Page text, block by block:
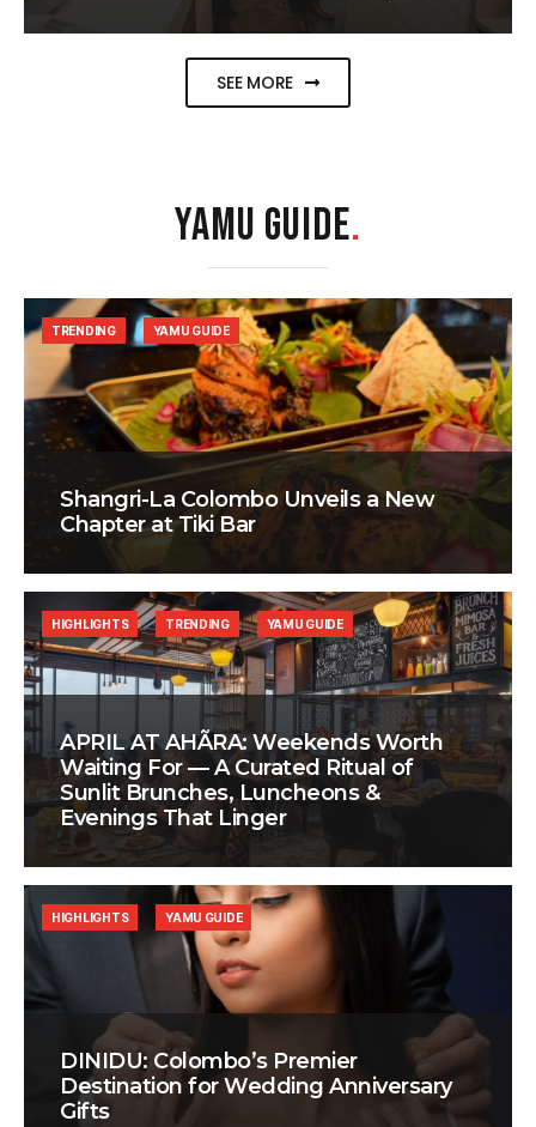
SEE MORE
YAMU GUIDE.
Shangri-La Colombo Unveils a New
Chapter at Tiki Bar
TRENDING YAMU GUIDE
APRIL AT AHÃRA: Weekends Worth
Waiting For — A Curated Ritual of
Sunlit Brunches, Luncheons &
Evenings That Linger
HIGHLIGHTS TRENDING YAMU GUIDE
DINIDU: Colombo’s Premier
Destination for Wedding Anniversary
Gifts
HIGHLIGHTS YAMU GUIDE